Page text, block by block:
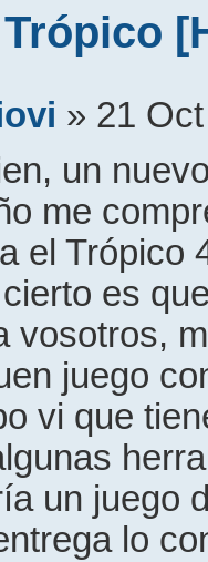
» 21
un
me
el Trópico
es
vosotros,
juego
vi que
un juego
lo